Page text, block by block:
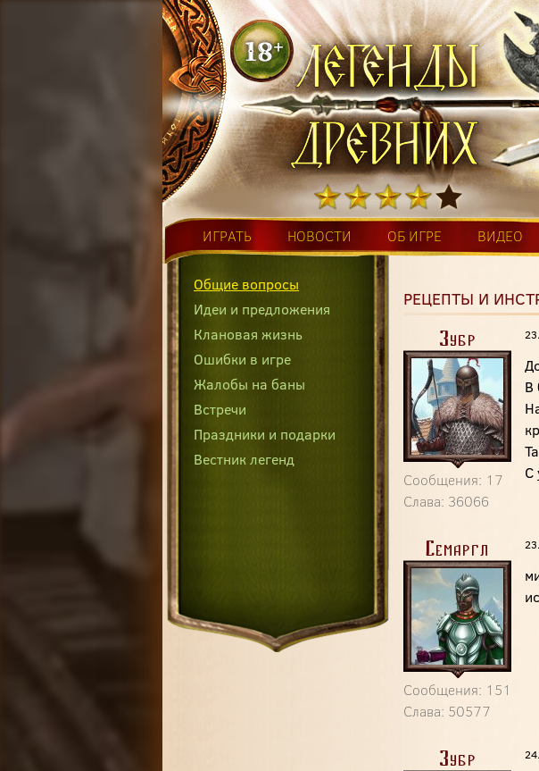
ИГРАТЬ НОВОСТИ ОБ ИГРЕ ВИДЕО
Общие вопросы
Идеи и предложения
Клановая жизнь
Ошибки в игре
Жалобы на баны
Встречи
Праздники и подарки
Вестник легенд
РЕЦЕПТЫ И
Зубр
Сообщения: 17
Слава: 36066
В
С
Семаргл
Сообщения: 151
Слава: 50577
Зубр